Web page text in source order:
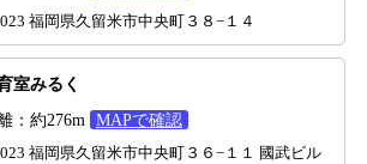
福岡県久留米市中央町３８−１４
室みるく
：約276m MAPで確認
福岡県久留米市中央町３６−１１ 國武ビル